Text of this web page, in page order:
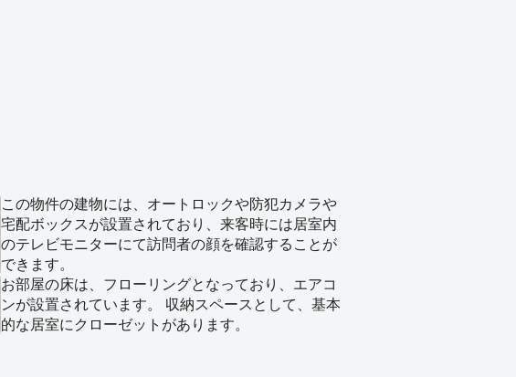
この物件の建物には、オートロックや防犯カメラや
宅配ボックスが設置されており、来客時には居室内
のテレビモニターにて訪問者の顔を確認することが
できます。
お部屋の床は、フローリングとなっており、エアコ
ンが設置されています。 収納スペースとして、基本
的な居室にクローゼットがあります。